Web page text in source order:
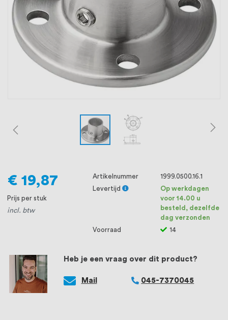
ons voorop, want we geloven dat een
goede relatie met onze klanten het
verschil maakt.
Heb je een vraag over dit product?
Mail 045-7370045
€ 19,87
Prijs per stuk
incl. btw
Artikelnummer
1999.0500.16.1
Levertijd
Op werkdagen
voor 14.00 u
besteld, dezelfde
dag verzonden
Voorraad
14